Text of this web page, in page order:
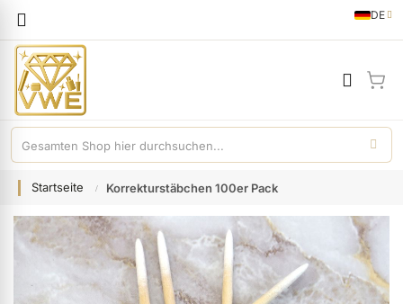
Sprache
DE
German
Startseite Korrekturstäbchen 100er Pack
Zum
Ende
Bildgalerie